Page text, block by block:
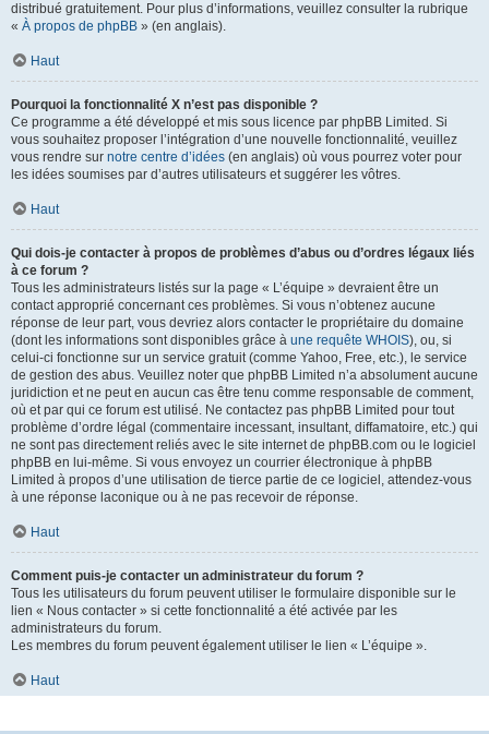
distribué gratuitement. Pour plus d’informations, veuillez consulter la rubrique
« À propos de phpBB » (en anglais).
Haut
Pourquoi la fonctionnalité X n’est pas disponible ?
Ce programme a été développé et mis sous licence par phpBB Limited. Si
vous souhaitez proposer l’intégration d’une nouvelle fonctionnalité, veuillez
vous rendre sur notre centre d’idées (en anglais) où vous pourrez voter pour
les idées soumises par d’autres utilisateurs et suggérer les vôtres.
Haut
Qui dois-je contacter à propos de problèmes d’abus ou d’ordres légaux liés
à ce forum ?
Tous les administrateurs listés sur la page « L’équipe » devraient être un
contact approprié concernant ces problèmes. Si vous n’obtenez aucune
réponse de leur part, vous devriez alors contacter le propriétaire du domaine
(dont les informations sont disponibles grâce à une requête WHOIS), ou, si
celui-ci fonctionne sur un service gratuit (comme Yahoo, Free, etc.), le service
de gestion des abus. Veuillez noter que phpBB Limited n’a absolument aucune
juridiction et ne peut en aucun cas être tenu comme responsable de comment,
où et par qui ce forum est utilisé. Ne contactez pas phpBB Limited pour tout
problème d’ordre légal (commentaire incessant, insultant, diffamatoire, etc.) qui
ne sont pas directement reliés avec le site internet de phpBB.com ou le logiciel
phpBB en lui-même. Si vous envoyez un courrier électronique à phpBB
Limited à propos d’une utilisation de tierce partie de ce logiciel, attendez-vous
à une réponse laconique ou à ne pas recevoir de réponse.
Haut
Comment puis-je contacter un administrateur du forum ?
Tous les utilisateurs du forum peuvent utiliser le formulaire disponible sur le
lien « Nous contacter » si cette fonctionnalité a été activée par les
administrateurs du forum.
Les membres du forum peuvent également utiliser le lien « L’équipe ».
Haut